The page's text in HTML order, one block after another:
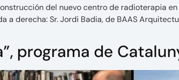
del nuevo centro de radioterapia
a derecha: Sr. Jordi Badia, de BAAS
programa de